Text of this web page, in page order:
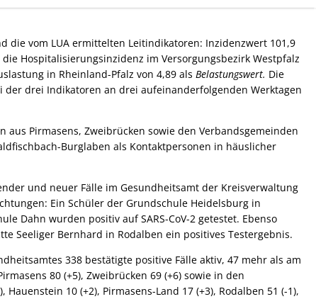
die vom LUA ermittelten Leitindikatoren: Inzidenzwert 101,9
die Hospitalisierungsinzidenz im Versorgungsbezirk Westpfalz
in Rheinland-Pfalz von 4,89 als Belastungswert. Die
drei Indikatoren an drei aufeinanderfolgenden Werktagen
aus Pirmasens, Zweibrücken sowie den Verbandsgemeinden
Burglaben als Kontaktpersonen in häuslicher
und neuer Fälle im Gesundheitsamt der Kreisverwaltung
Ein Schüler der Grundschule Heidelsburg in
Dahn wurden positiv auf SARS-CoV-2 getestet. Ebenso
Seeliger Bernhard in Rodalben ein positives Testergebnis.
338 bestätigte positive Fälle aktiv, 47 mehr als am
80 (+5), Zweibrücken 69 (+6) sowie in den
10 (+2), Pirmasens-Land 17 (+3), Rodalben 51 (-1),